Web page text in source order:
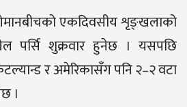
एकदिवसीय शृङ्खलाको
पर्सि शुक्रवार हुनेछ । यसपछि
र अमेरिकासँग पनि २–२ वटा
।